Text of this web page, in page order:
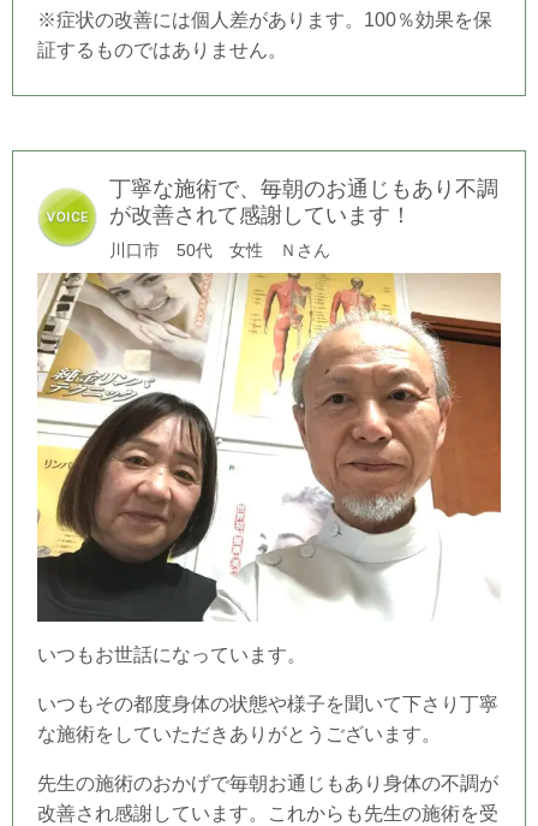
※症状の改善には個人差があります。100％効果を保
証するものではありません。
丁寧な施術で、毎朝のお通じもあり不調
が改善されて感謝しています！
川口市 50代 女性 Ｎさん
いつもお世話になっています。
いつもその都度身体の状態や様子を聞いて下さり丁寧
な施術をしていただきありがとうございます。
先生の施術のおかげで毎朝お通じもあり身体の不調が
改善され感謝しています。これからも先生の施術を受